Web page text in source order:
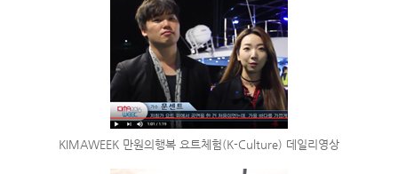
KIMAWEEK 만원의행복 요트체험(K-Culture) 데일리영상